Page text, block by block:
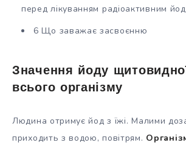
перед лікуванням радіоактивним
6 Що заважає засвоєнню
Значення йоду
всього організму
Людина отримує йод з їжі. Малими
приходить з водою, повітрям.